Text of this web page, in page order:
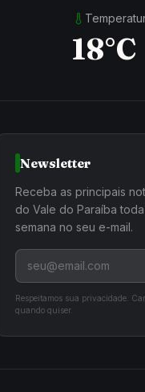
18°C
Newsletter
Receba as principais
do Vale do Paraíba toda
semana no seu e-mail.
Respeitamos sua privacidade.
quando quiser.